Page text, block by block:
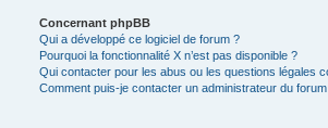
Concernant phpBB
Qui a développé ce logiciel de forum ?
Pourquoi la fonctionnalité X n’est pas disponible ?
Qui contacter pour les abus ou les questions légales
Comment puis-je contacter un administrateur du